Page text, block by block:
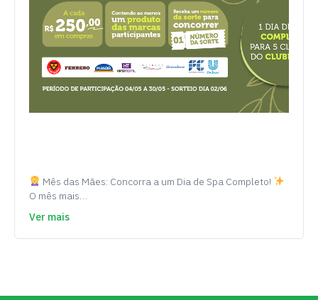
Mês das Mães: Concorra a um Dia de Spa Completo!
O mês mais…
Ver mais